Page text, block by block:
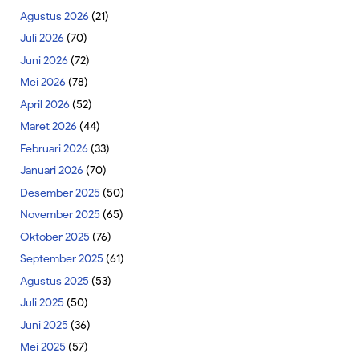
Agustus 2026 (21)
Juli 2026 (70)
Juni 2026 (72)
Mei 2026 (78)
April 2026 (52)
Maret 2026 (44)
Februari 2026 (33)
Januari 2026 (70)
Desember 2025 (50)
November 2025 (65)
Oktober 2025 (76)
September 2025 (61)
Agustus 2025 (53)
Juli 2025 (50)
Juni 2025 (36)
Mei 2025 (57)